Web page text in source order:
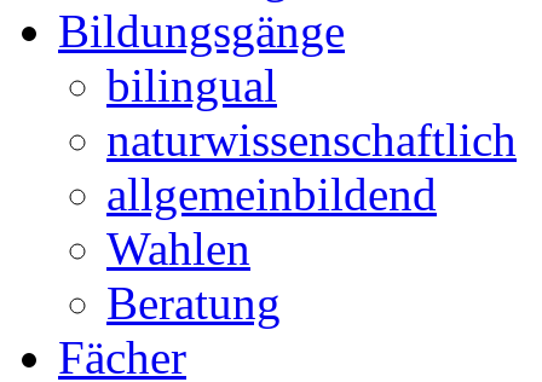
Bildungsgänge
bilingual
naturwissenschaftlich
allgemeinbildend
Wahlen
Beratung
Fächer